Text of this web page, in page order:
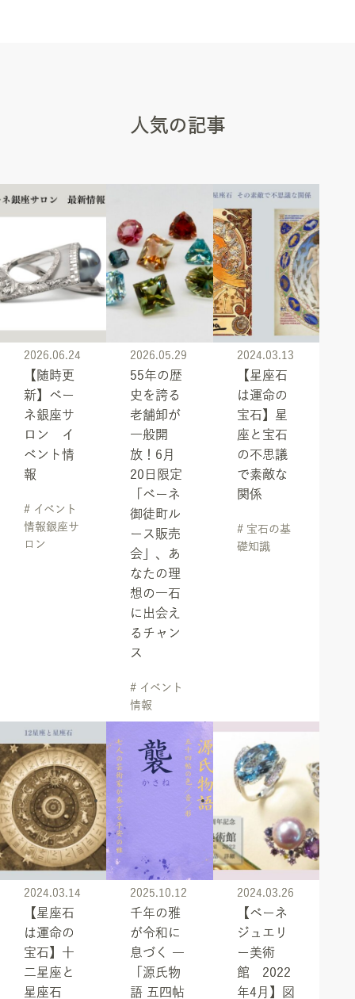
人気の記事
2026.06.24
【随時更
新】ベー
ネ銀座サ
ロン イ
ベント情
報
# イベント
情報銀座サ
ロン
2026.05.29
55年の歴
史を誇る
老舗卸が
一般開
放！6月
20日限定
「ベーネ
御徒町ル
ース販売
会」、あ
なたの理
想の一石
に出会え
るチャン
ス
# イベント
情報
2024.03.13
【星座石
は運命の
宝石】星
座と宝石
の不思議
で素敵な
関係
# 宝石の基
礎知識
2024.03.14
【星座石
は運命の
宝石】十
二星座と
星座石
2025.10.12
千年の雅
が令和に
息づく ―
「源氏物
語 五四帖
2024.03.26
【ベーネ
ジュエリ
ー美術
館 2022
年4月】図